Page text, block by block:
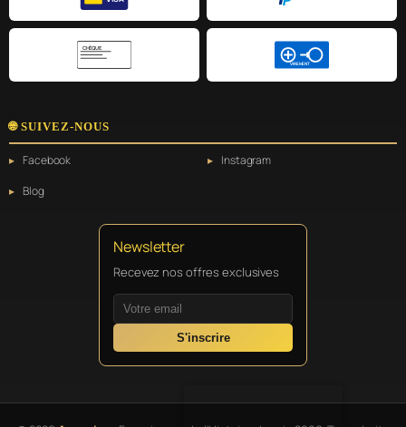
CHÈQUE
VIREMENT
🌐 SUIVEZ-NOUS
Facebook
Instagram
Blog
Newsletter
Recevez nos offres exclusives
S'inscrire